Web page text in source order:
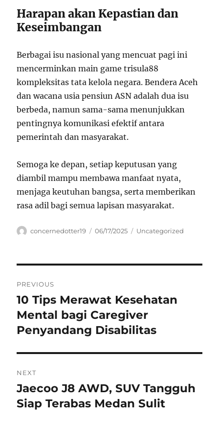
Harapan akan Kepastian dan
Keseimbangan
Berbagai isu nasional yang mencuat pagi ini
mencerminkan main game trisula88
kompleksitas tata kelola negara. Bendera Aceh
dan wacana usia pensiun ASN adalah dua isu
berbeda, namun sama-sama menunjukkan
pentingnya komunikasi efektif antara
pemerintah dan masyarakat.
Semoga ke depan, setiap keputusan yang
diambil mampu membawa manfaat nyata,
menjaga keutuhan bangsa, serta memberikan
rasa adil bagi semua lapisan masyarakat.
Author
concernedotter19
Posted
06/17/2025 Categories
Uncategorized
pos
PREVIOUS
Previous
post:
10 Tips Merawat Kesehatan
Mental bagi Caregiver
Penyandang Disabilitas
NEXT
Next
post:
Jaecoo J8 AWD, SUV Tangguh
Siap Terabas Medan Sulit